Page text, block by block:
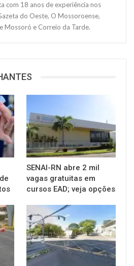
com 18 anos de experiência nos
do Oeste, O Mossoroense,
Mossoró e Correio da Tarde.
SENAI-RN abre 2 mil
vagas gratuitas em
cursos EAD; veja opções